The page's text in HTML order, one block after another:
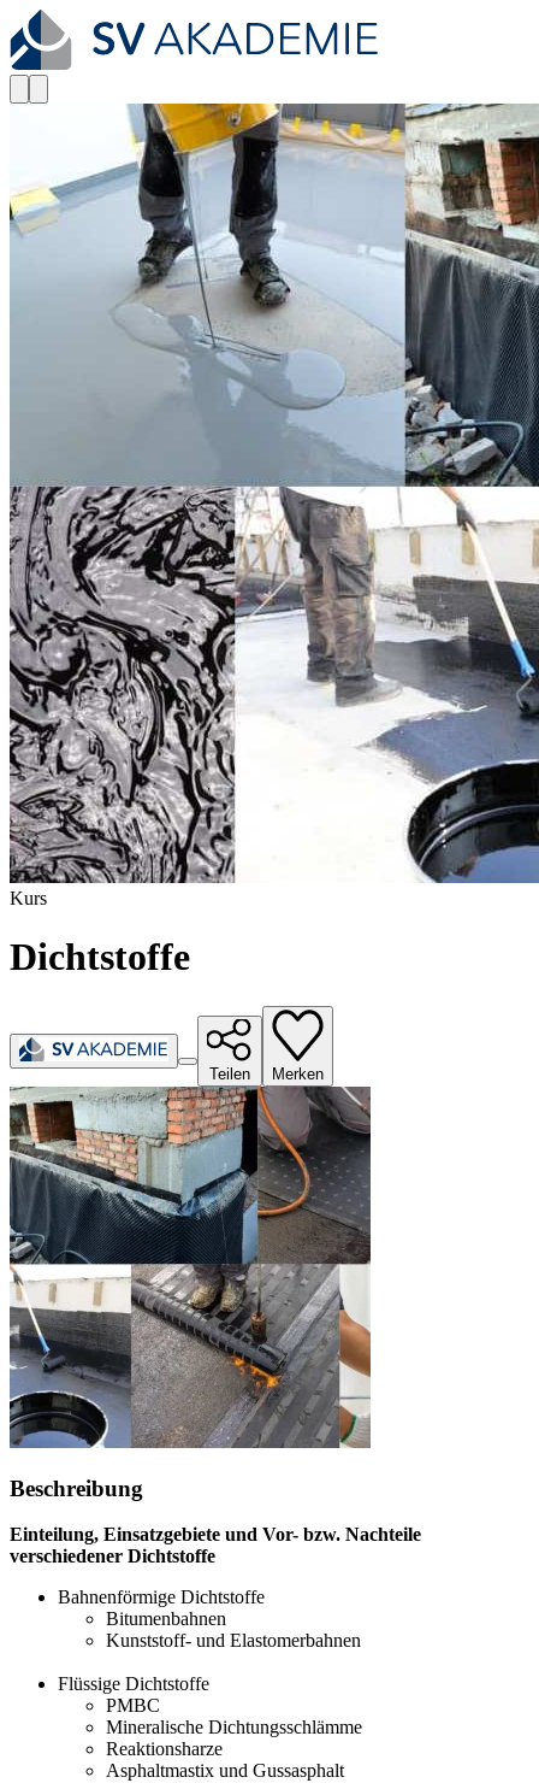
Kurs
Dichtstoffe
Teilen Merken
Beschreibung
Einteilung, Einsatzgebiete und Vor- bzw. Nachteile
verschiedener Dichtstoffe
Bahnenförmige Dichtstoffe
Bitumenbahnen
Kunststoff- und Elastomerbahnen
Flüssige Dichtstoffe
PMBC
Mineralische Dichtungsschlämme
Reaktionsharze
Asphaltmastix und Gussasphalt